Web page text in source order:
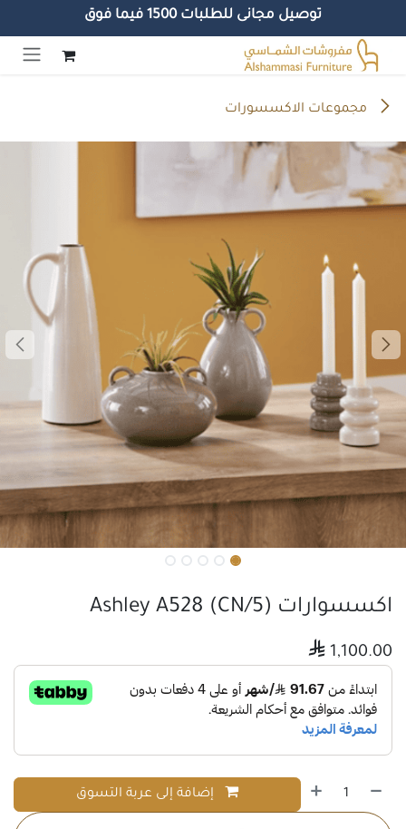
توصيل مجانى للطلبات 1500 فيما فوق
تخطي للذهاب إلى المحتوى
مجموعات الاكسسورات
اكسسوارات (5/CN) Ashley A528
1,100.00
إضافة إلى عربة التسوق